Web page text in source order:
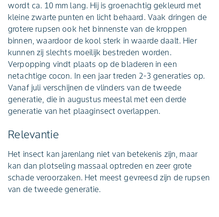
wordt ca. 10 mm lang. Hij is groenachtig gekleurd met
kleine zwarte punten en licht behaard. Vaak dringen de
grotere rupsen ook het binnenste van de kroppen
binnen, waardoor de kool sterk in waarde daalt. Hier
kunnen zij slechts moeilijk bestreden worden.
Verpopping vindt plaats op de bladeren in een
netachtige cocon. In een jaar treden 2-3 generaties op.
Vanaf juli verschijnen de vlinders van de tweede
generatie, die in augustus meestal met een derde
generatie van het plaaginsect overlappen.
Relevantie
Het insect kan jarenlang niet van betekenis zijn, maar
kan dan plotseling massaal optreden en zeer grote
schade veroorzaken. Het meest gevreesd zijn de rupsen
van de tweede generatie.